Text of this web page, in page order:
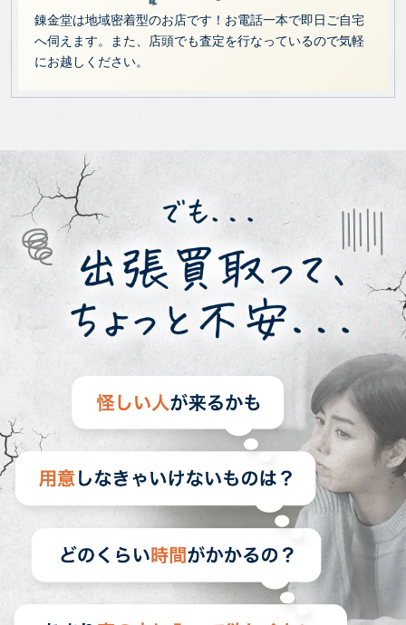
錬金堂は地域密着型のお店です！お電話一本で即日ご自宅
へ伺えます。また、店頭でも査定を行なっているので気軽
にお越しください。